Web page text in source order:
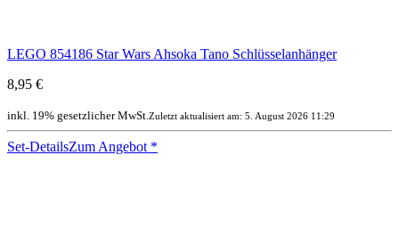
LEGO 854186 Star Wars Ahsoka Tano Schlüsselanhänger
8,95 €
inkl. 19% gesetzlicher MwSt.Zuletzt aktualisiert am: 5. August 2026 11:29
Set-DetailsZum Angebot *